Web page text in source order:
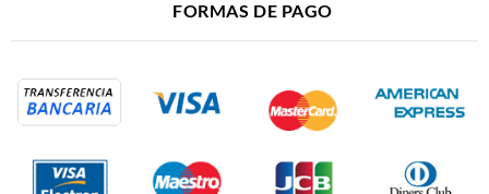
FORMAS DE PAGO